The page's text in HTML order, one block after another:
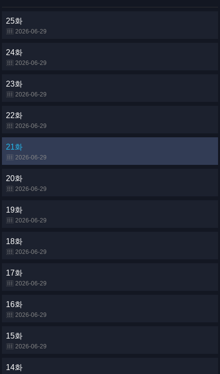
25화
2026-06-29
24화
2026-06-29
23화
2026-06-29
22화
2026-06-29
21화
2026-06-29
20화
2026-06-29
19화
2026-06-29
18화
2026-06-29
17화
2026-06-29
16화
2026-06-29
15화
2026-06-29
14화